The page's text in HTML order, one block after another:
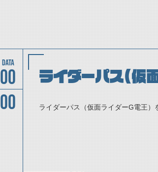
00
00
ライダーパス（仮
ライダーパス（仮面ライダーG電王）